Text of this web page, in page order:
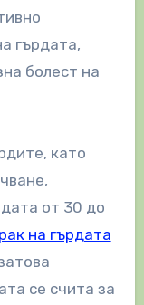
гърдата,
болест на
като
от 30 до
рак на гърдата
се счита за